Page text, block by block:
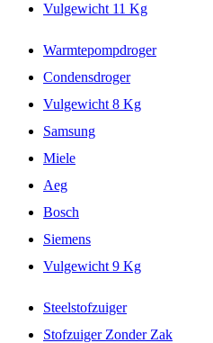
Vulgewicht 11 Kg
Warmtepompdroger
Condensdroger
Vulgewicht 8 Kg
Samsung
Miele
Aeg
Bosch
Siemens
Vulgewicht 9 Kg
Steelstofzuiger
Stofzuiger Zonder Zak